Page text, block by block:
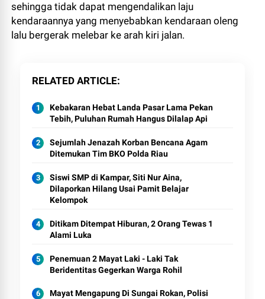
sehingga tidak dapat mengendalikan laju
kendaraannya yang menyebabkan kendaraan oleng
lalu bergerak melebar ke arah kiri jalan.
RELATED ARTICLE
Kebakaran Hebat Landa Pasar Lama Pekan
Tebih, Puluhan Rumah Hangus Dilalap Api
Sejumlah Jenazah Korban Bencana Agam
Ditemukan Tim BKO Polda Riau
Siswi SMP di Kampar, Siti Nur Aina,
Dilaporkan Hilang Usai Pamit Belajar
Kelompok
Ditikam Ditempat Hiburan, 2 Orang Tewas 1
Alami Luka
Penemuan 2 Mayat Laki - Laki Tak
Beridentitas Gegerkan Warga Rohil
Mayat Mengapung Di Sungai Rokan, Polisi